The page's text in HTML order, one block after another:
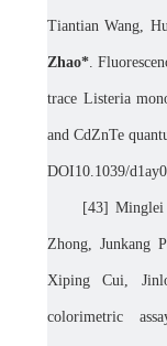
Tiantian Wang,
Zhao*.
trace Listeria
and CdZnTe
DOI10.1039/
[43]
Zhong, Junkang
Xiping Cui,
colorimetric